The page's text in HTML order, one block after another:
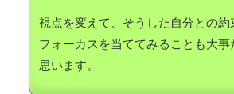
視点を変えて、そうした自分との約
フォーカスを当ててみることも大事
思います。